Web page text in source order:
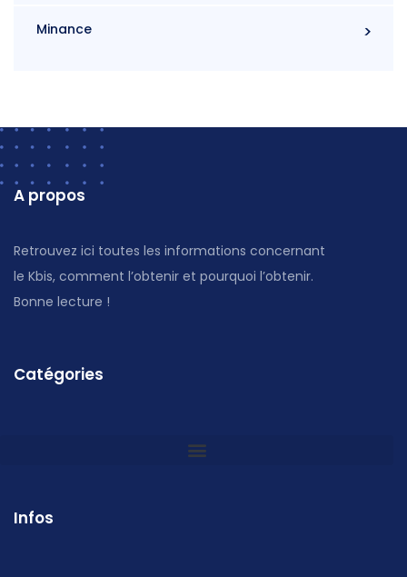
Minance
A propos
Retrouvez ici toutes les informations concernant
le Kbis, comment l’obtenir et pourquoi l’obtenir.
Bonne lecture !
Catégories
Infos